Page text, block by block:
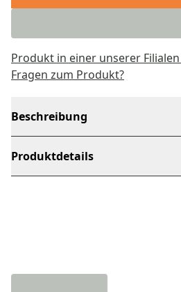
Produkt in einer unserer
Fragen zum Produkt?
Beschreibung
Produktdetails